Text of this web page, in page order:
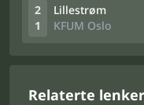
2
1
Lillestrøm
KFUM Oslo
Relaterte lenker